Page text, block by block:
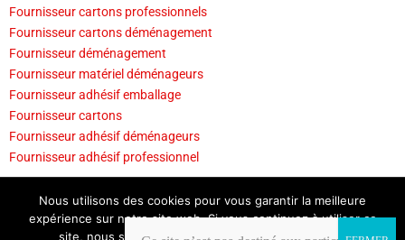
Fournisseur cartons professionnels
Fournisseur cartons déménagement
Fournisseur déménagement
Fournisseur matériel déménageurs
Fournisseur adhésif emballage
Fournisseur cartons
Fournisseur adhésif déménageurs
Fournisseur adhésif professionnel
CONTACTCONDITIONS DE VENTECOPYRIGHT
MENTIONS LÉGALESPLAN DU SITE
Nous utilisons des cookies pour vous garantir la meilleure
expérience sur notre site web. Si vous continuez à utiliser ce
site, nous supposerons que vous en êtes satisfait.